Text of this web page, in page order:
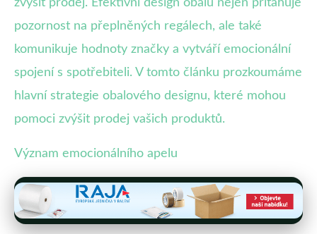
zvýšit prodej. Efektivní design obalu nejen přitahuje
pozornost na přeplněných regálech, ale také
komunikuje hodnoty značky a vytváří emocionální
spojení s spotřebiteli. V tomto článku prozkoumáme
hlavní strategie obalového designu, které mohou
pomoci zvýšit prodej vašich produktů.
Význam emocionálního apelu